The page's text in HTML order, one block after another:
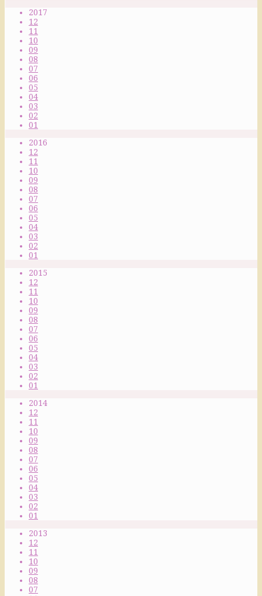
2017
12
11
10
09
08
07
06
05
04
03
02
01
2016
12
11
10
09
08
07
06
05
04
03
02
01
2015
12
11
10
09
08
07
06
05
04
03
02
01
2014
12
11
10
09
08
07
06
05
04
03
02
01
2013
12
11
10
09
08
07